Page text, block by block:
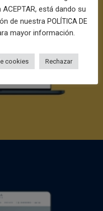
está dando su
de nuestra POLÍTICA DE
mayor información.
cookies Rechazar